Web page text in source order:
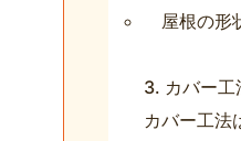
屋根の形
3. カバー
カバー工法